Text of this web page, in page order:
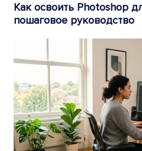
Как освоить Photoshop
пошаговое руководство